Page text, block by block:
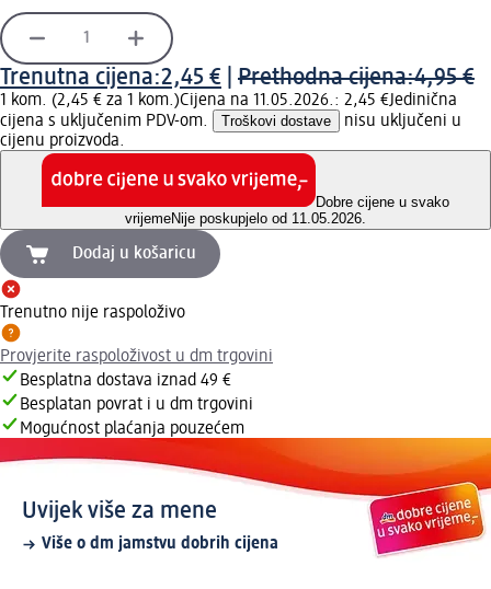
Trenutna cijena:2,45 € Prethodna cijena:4,95 €
1 kom. (2,45 € za 1 kom.)Cijena na 11.05.2026.: 2,45 €Jedinična
cijena s uključenim PDV-om.
Troškovi dostave
nisu uključeni u
cijenu proizvoda.
Dobre cijene u svako
vrijemeNije poskupjelo od 11.05.2026.
Dodaj u košaricu
Trenutno nije raspoloživo
Provjerite raspoloživost u dm trgovini
Besplatna dostava iznad 49 €
Besplatan povrat i u dm trgovini
Mogućnost plaćanja pouzećem
Uvijek više za mene
Više o dm jamstvu dobrih cijena